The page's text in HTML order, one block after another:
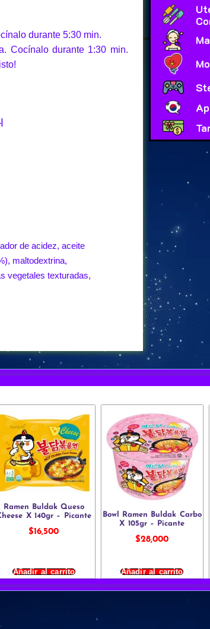
durante 5:30 min.
Cocínalo durante 1:30 min.
de acidez, aceite
maltodextrina,
vegetales texturadas,
Ramen Buldak Queso
X 140gr – Picante
$16,500
Añadir al carrito
Bowl Ramen Buldak Carbo
X 105gr – Picante
$28,000
Añadir al carrito